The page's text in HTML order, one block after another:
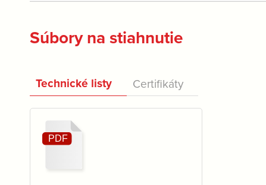
Súbory na stiahnutie
Technické listy Certifikáty